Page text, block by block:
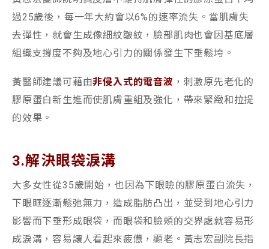
過25歲後，每一年大約會以6%的速率流失。當肌膚失
去彈性，就會生成像細紋皺紋，臉部肌肉也會因基底層
組織支撐度不夠及地心引力的關係發生下垂鬆垮。
黃醫師建議可藉由非侵入式的電音波 ，刺激原先老化的
膠原蛋白新生進而使肌膚重組及強化，帶來緊緻和拉提
的效果。
3.解決眼袋淚溝
大多女性從35歲開始，也因為下眼瞼的膠原蛋白流失，
下眼眶逐漸鬆弛無力，造成脂肪凸出，並受到地心引力
影響而下垂形成眼袋，而眼袋和臉頰的交界處就容易形
成淚溝，容易讓人看起來疲憊，顯老。黃志宏副院長指